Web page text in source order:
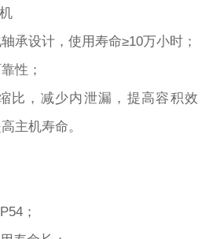
承设计，使用寿命≥10万小时；
性；
比，减少内泄漏，提高容积效
主机寿命。
；